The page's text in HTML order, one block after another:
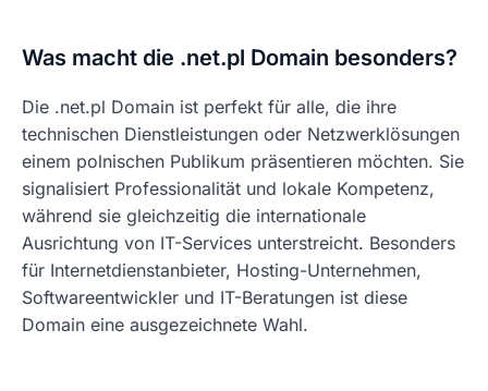
Was macht die .net.pl Domain besonders?
Die .net.pl Domain ist perfekt für alle, die ihre
technischen Dienstleistungen oder Netzwerklösungen
einem polnischen Publikum präsentieren möchten. Sie
signalisiert Professionalität und lokale Kompetenz,
während sie gleichzeitig die internationale
Ausrichtung von IT-Services unterstreicht. Besonders
für Internetdienstanbieter, Hosting-Unternehmen,
Softwareentwickler und IT-Beratungen ist diese
Domain eine ausgezeichnete Wahl.